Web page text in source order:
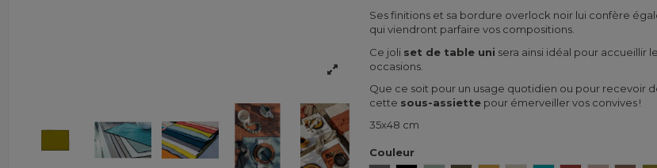
Ses finitions et sa bordure overlock noir lui confère
qui viendront parfaire vos compositions.
Ce joli set de table uni sera ainsi idéal pour accueillir
occasions.
Que ce soit pour un usage quotidien ou pour recevoir
cette sous-assiettepour émerveiller vos convives !
35x48 cm
Couleur